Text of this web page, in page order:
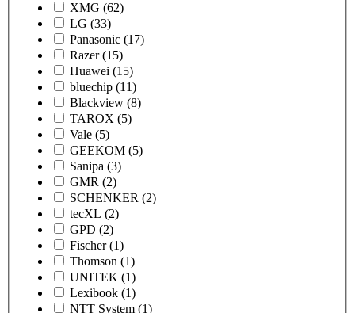
XMG (62)
LG (33)
Panasonic (17)
Razer (15)
Huawei (15)
bluechip (11)
Blackview (8)
TAROX (5)
Vale (5)
GEEKOM (5)
Sanipa (3)
GMR (2)
SCHENKER (2)
tecXL (2)
GPD (2)
Fischer (1)
Thomson (1)
UNITEK (1)
Lexibook (1)
NTT System (1)